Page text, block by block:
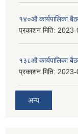
१४०औ कार्यपालिका
प्रकाशन मिति:
१३८औ कार्यपालिका
प्रकाशन मिति:
अन्य